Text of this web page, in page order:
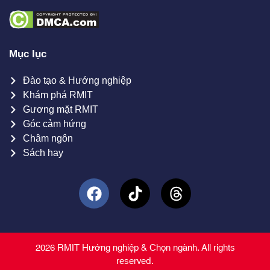
Mục lục
Đào tạo & Hướng nghiệp
Khám phá RMIT
Gương mặt RMIT
Góc cảm hứng
Châm ngôn
Sách hay
2026 RMIT Hướng nghiệp & Chọn ngành. All rights
reserved.